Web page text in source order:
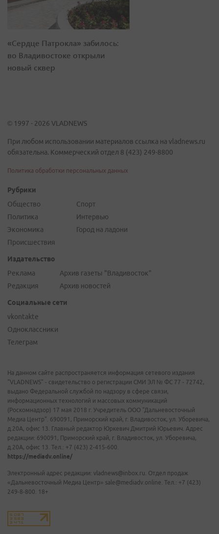
«Сердце Патрокла» забилось:
во Владивостоке открыли
новый сквер
© 1997 - 2026 VLADNEWS
При любом использовании материалов ссылка на vladnews.ru
обязательна. Коммерческий отдел 8 (423) 249-8800
Политика обработки персональных данных
Рубрики
Общество
Политика
Экономика
Происшествия
Спорт
Интервью
Город на ладони
Издательство
Реклама
Редакция
Архив газеты "Владивосток"
Архив новостей
Социальные сети
vkontakte
Одноклассники
Телеграм
На данном сайте распространяется информация сетевого издания
"VLADNEWS" - свидетельство о регистрации СМИ ЭЛ № ФС 77 - 72742,
выдано Федеральной службой по надзору в сфере связи,
информационных технологий и массовых коммуникаций
(Роскомнадзор) 17 мая 2018 г. Учредитель ООО "Дальневосточный
Медиа Центр". 690091, Приморский край, г. Владивосток, ул. Уборевича,
д.20А, офис 13. Главный редактор Юркевич Дмитрий Юрьевич. Адрес
редакции: 690091, Приморский край, г. Владивосток, ул. Уборевича,
д.20А, офис 13. Тел.: +7 (423) 2-415-600.
https://mediadv.online/
Электронный адрес редакции: vladnews@inbox.ru. Отдел продаж
«Дальневосточный Медиа Центр» sale@mediadv.online. Тел.: +7 (423)
249-8-800. 18+